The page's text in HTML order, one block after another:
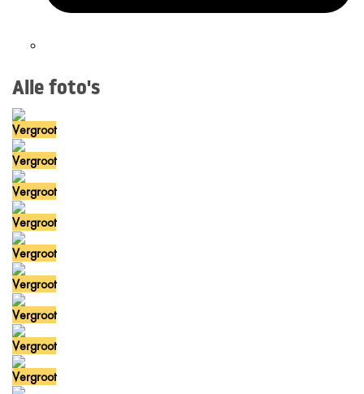
Alle foto's
Vergroot
Vergroot
Vergroot
Vergroot
Vergroot
Vergroot
Vergroot
Vergroot
Vergroot